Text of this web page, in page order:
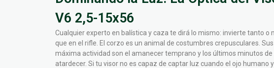
V6 2,5-15x56
Cualquier experto en balística y caza te dirá lo mismo: invierte tanto o
que en el rifle. El corzo es un animal de costumbres crepusculares.
máxima actividad son el amanecer temprano y los últimos minutos de
atardecer. Si tu visor no es capaz de captar luz cuando el ojo humano